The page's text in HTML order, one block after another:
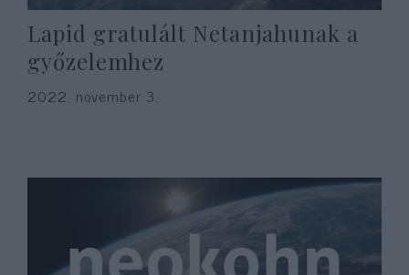
Lapid gratulált Netanjahunak a
győzelemhez
2022. november 3.